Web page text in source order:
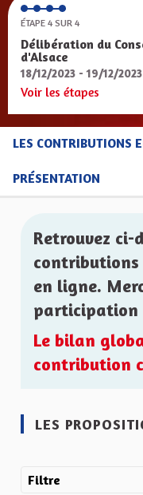
ÉTAPE 4 SUR 4
Délibération du
d'Alsace
18/12/2023 - 19/12/2023
Voir les étapes
LES CONTRIBUTIONS
PRÉSENTATION
Retrouvez ci-
contributions
en ligne.
participation
Le bilan
contribution
LES
Filtre